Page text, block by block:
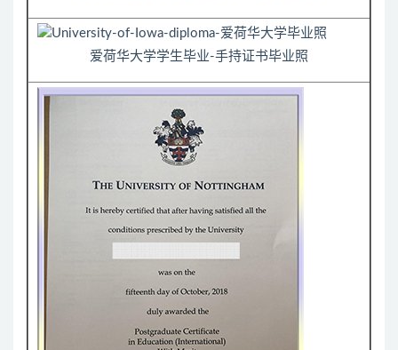
爱荷华大学学生毕业-手持证书毕业照